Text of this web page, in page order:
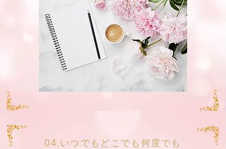
04.いつでもどこでも何度でも